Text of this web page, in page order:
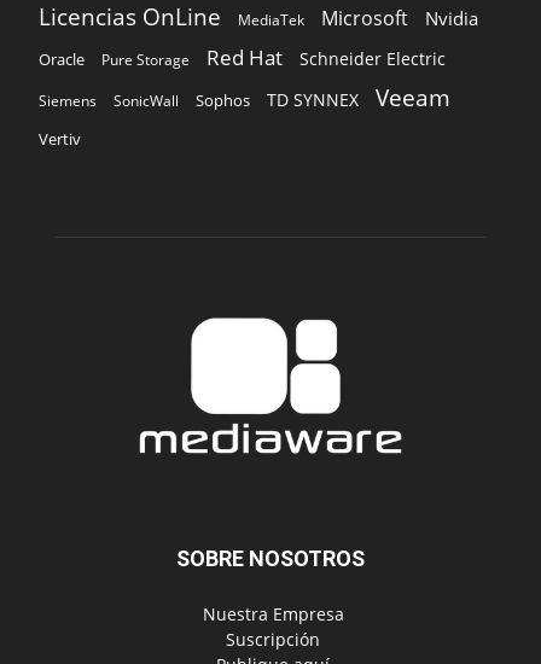
Licencias OnLine MediaTek Microsoft Nvidia
Oracle Pure Storage Red Hat Schneider Electric
Siemens SonicWall Sophos TD SYNNEX Veeam
Vertiv
SOBRE NOSOTROS
‎ Nuestra Empresa
‎ Suscripción